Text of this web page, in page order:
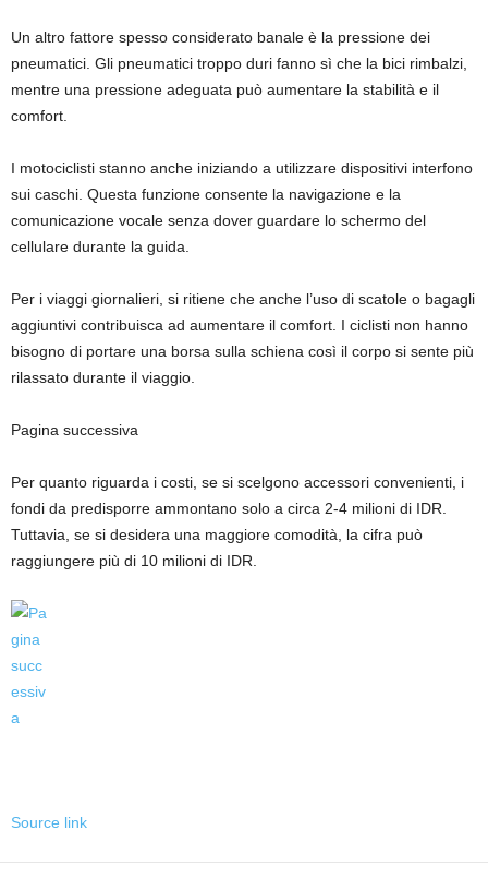
Un altro fattore spesso considerato banale è la pressione dei
pneumatici. Gli pneumatici troppo duri fanno sì che la bici rimbalzi,
mentre una pressione adeguata può aumentare la stabilità e il
comfort.
I motociclisti stanno anche iniziando a utilizzare dispositivi interfono
sui caschi. Questa funzione consente la navigazione e la
comunicazione vocale senza dover guardare lo schermo del
cellulare durante la guida.
Per i viaggi giornalieri, si ritiene che anche l’uso di scatole o bagagli
aggiuntivi contribuisca ad aumentare il comfort. I ciclisti non hanno
bisogno di portare una borsa sulla schiena così il corpo si sente più
rilassato durante il viaggio.
Pagina successiva
Per quanto riguarda i costi, se si scelgono accessori convenienti, i
fondi da predisporre ammontano solo a circa 2-4 milioni di IDR.
Tuttavia, se si desidera una maggiore comodità, la cifra può
raggiungere più di 10 milioni di IDR.
Source link